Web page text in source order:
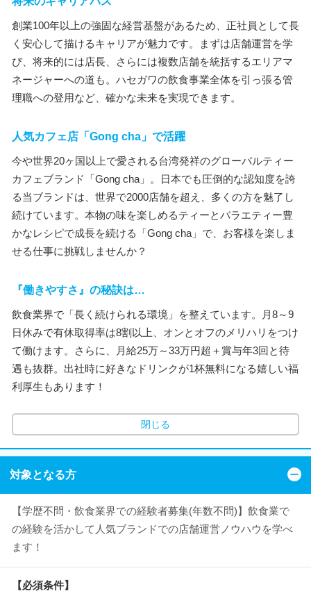
創業100年以上の強固な経営基盤があるため、正社員として長
く安心して描けるキャリアが魅力です。まずは店舗運営を学
び、将来的には店長、さらには複数店舗を統括するエリアマ
ネージャーへの道も。ハセガワの飲食事業全体を引っ張る管
理職への登用など、確かな未来を実現できます。
人気カフェ店「Gong cha」で活躍
今や世界20ヶ国以上で愛される台湾発祥のグローバルティー
カフェブランド「Gong cha」。日本でも圧倒的な認知度を誇
る当ブランドは、世界で2000店舗を超え、多くの方を魅了し
続けています。本物の味を楽しめるティーとバラエティー豊
かなレシピで成長を続ける「Gong cha」で、お客様を楽しま
せる仕事に挑戦しませんか？
『働きやすさ』の秘訣は…
飲食業界で「長く続けられる環境」を整えています。月8～9
日休みで有休取得率は8割以上、オンとオフのメリハリをつけ
て働けます。さらに、月給25万～33万円超＋賞与年3回と待
遇も抜群。出社時に好きなドリンクが1杯無料になる嬉しい福
利厚生もあります！
閉じる
対象となる方
【学歴不問・飲食業界での経験者募集(年数不問)】飲食業で
の経験を活かして人気ブランドでの店舗運営ノウハウを学べ
ます！
【必須条件】